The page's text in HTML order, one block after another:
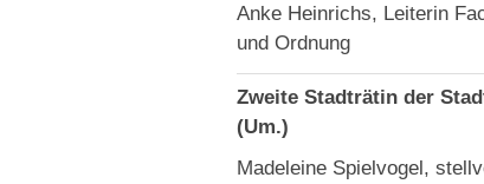
Anke Heinrichs, Leiterin
und Ordnung
Zweite Stadträtin der
(Um.)
Madeleine Spielvogel,